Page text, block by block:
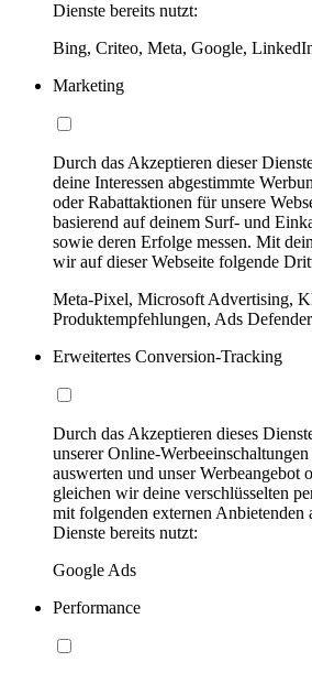
Dienste bereits nutzt:
Bing, Criteo, Meta, Google,
Marketing
Durch das Akzeptieren dieser
deine Interessen abgestimmte
oder Rabattaktionen für unsere
basierend auf deinem Surf- und
sowie deren Erfolge messen. Mit
wir auf dieser Webseite folgende
Meta-Pixel, Microsoft Advertising,
Produktempfehlungen, Ads Defender
Erweitertes Conversion-Tracking
Durch das Akzeptieren dieses
unserer Online-
auswerten und unser Werbeangebot
gleichen wir deine verschlüsselten
mit folgenden externen Anbietenden
Dienste bereits nutzt:
Google Ads
Performance